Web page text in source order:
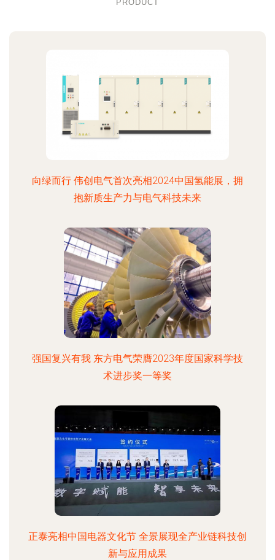
PRODUCT
向绿而行 伟创电气首次亮相2024中国氢能展，拥
抱新质生产力与电气科技未来
强国复兴有我 东方电气荣膺2023年度国家科学技
术进步奖一等奖
正泰亮相中国电器文化节 全景展现全产业链科技创
新与应用成果